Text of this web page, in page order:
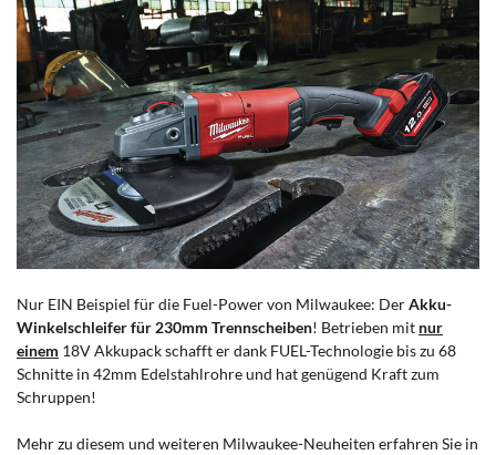
Nur EIN Beispiel für die Fuel-Power von Milwaukee: DerAkku-
Winkelschleifer für 230mm Trennscheiben! Betrieben mit nur
einem 18V Akkupack schafft er dank FUEL-Technologie bis zu 68
Schnitte in 42mm Edelstahlrohre und hat genügend Kraft zum
Schruppen!
Mehr zu diesem und weiteren Milwaukee-Neuheiten erfahren Sie in